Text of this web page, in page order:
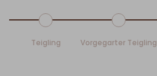
Teigling Vorgegarter Teigling